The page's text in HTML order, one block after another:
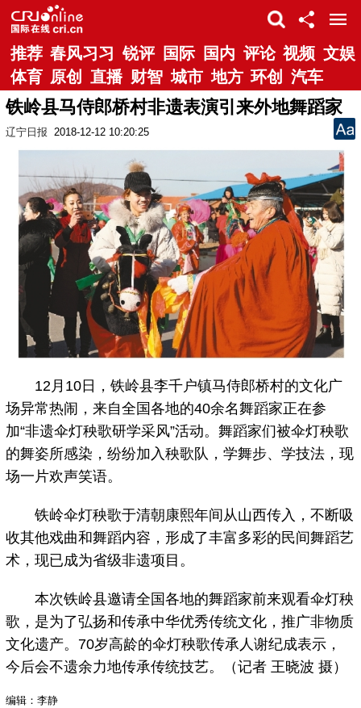
推荐 春风习习 锐评 国际 国内 评论 视频 文娱
体育 原创 直播 财智 城市 地方 环创 汽车
铁岭县马侍郎桥村非遗表演引来外地舞蹈家
辽宁日报 2018-12-12 10:20:25
12月10日，铁岭县李千户镇马侍郎桥村的文化广
场异常热闹，来自全国各地的40余名舞蹈家正在参
加“非遗伞灯秧歌研学采风”活动。舞蹈家们被伞灯秧歌
的舞姿所感染，纷纷加入秧歌队，学舞步、学技法，现
场一片欢声笑语。
铁岭伞灯秧歌于清朝康熙年间从山西传入，不断吸
收其他戏曲和舞蹈内容，形成了丰富多彩的民间舞蹈艺
术，现已成为省级非遗项目。
本次铁岭县邀请全国各地的舞蹈家前来观看伞灯秧
歌，是为了弘扬和传承中华优秀传统文化，推广非物质
文化遗产。70岁高龄的伞灯秧歌传承人谢纪成表示，
今后会不遗余力地传承传统技艺。（记者 王晓波 摄）
编辑：李静